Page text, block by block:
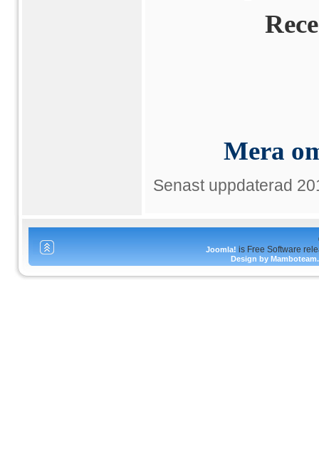
Mera
Senast uppdaterad
Joomla! is Free Software
Design by